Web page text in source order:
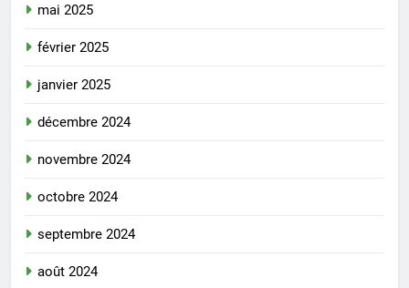
mai 2025
février 2025
janvier 2025
décembre 2024
novembre 2024
octobre 2024
septembre 2024
août 2024